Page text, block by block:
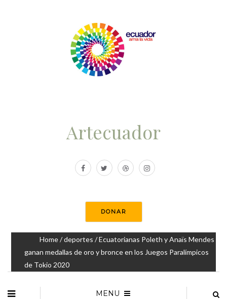
Artecuador
DONAR
Home/deportes / Ecuatorianas Poleth y Anaïs Mendes
ganan medallas de oro y bronce en los Juegos Paralímpicos
de Tokio 2020
MENU